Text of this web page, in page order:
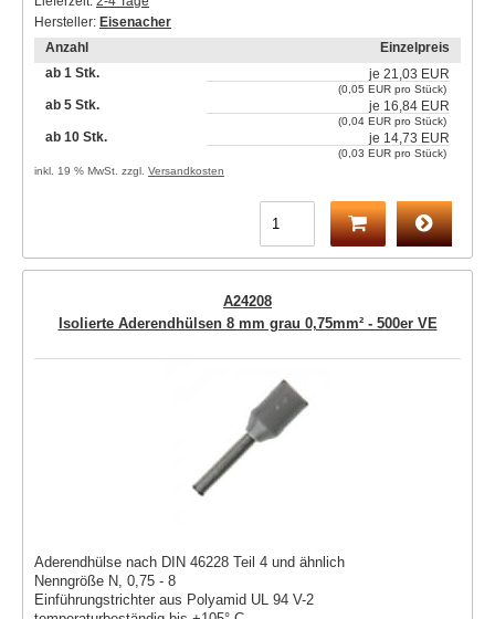
Hersteller: Eisenacher
Anzahl
Einzelpreis
ab 1 Stk.
je 21,03 EUR
(0,05 EUR pro Stück)
ab 5 Stk. je 16,84 EUR
(0,04 EUR pro Stück)
ab 10 Stk. je 14,73 EUR
(0,03 EUR pro Stück)
inkl. 19 % MwSt. zzgl. Versandkosten
A24208
Isolierte Aderendhülsen 8 mm grau 0,75mm² - 500er VE
Aderendhülse nach DIN 46228 Teil 4 und ähnlich
Nenngröße N, 0,75 - 8
Einführungstrichter aus Polyamid UL 94 V-2